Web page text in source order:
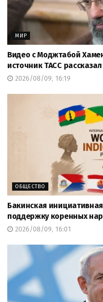
МИР
Видео с Моджтабой
источник ТАСС
2026/08/09, 16:19
ОБЩЕСТВО
Бакинская
поддержку коренных
2026/08/09, 16:01